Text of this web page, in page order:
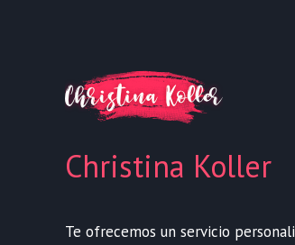
Christina Koller
Te ofrecemos un servicio